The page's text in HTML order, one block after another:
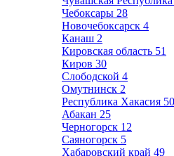
Чебоксары 28
Новочебоксарск 4
Канаш 2
Кировская область 51
Киров 30
Слободской 4
Омутнинск 2
Республика Хакасия 50
Абакан 25
Черногорск 12
Саяногорск 5
Хабаровский край 49